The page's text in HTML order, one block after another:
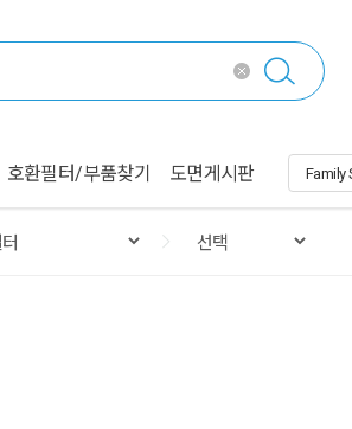
호환필터/부품찾기 도면게시판